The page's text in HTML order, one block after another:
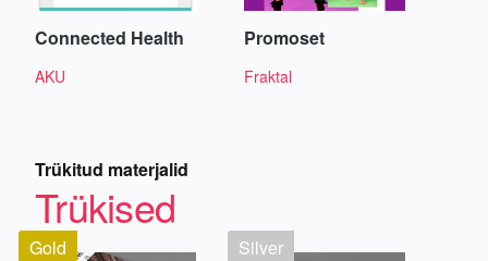
Connected Health
AKU
Promoset
Fraktal
Trükitud materjalid
Trükised
Gold Silver